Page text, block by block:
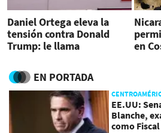
Daniel Ortega eleva la
tensión contra Donald
Trump: le llama
en
EN PORTADA
EE.UU:
Blanche,
como